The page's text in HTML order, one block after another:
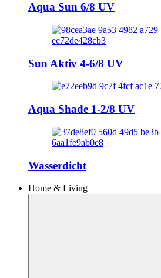
Aqua Sun 6/8 UV
Sun Aktiv 4-6/8 UV
Aqua Shade 1-2/8 UV
Wasserdicht
Home & Living